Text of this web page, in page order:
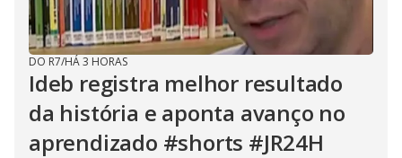
DO R7/HÁ 3 HORAS
Ideb registra melhor resultado
da história e aponta avanço no
aprendizado #shorts #JR24H